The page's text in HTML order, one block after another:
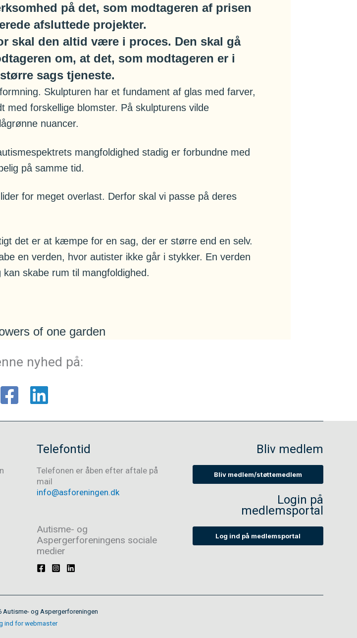
på det, som modtageren af prisen
afsluttede projekter.
skal den altid være i proces. Den skal gå
om, at det, som modtageren er i
sags tjeneste.
Skulpturen har et fundament af glas med farver,
med forskellige blomster. På skulpturens vilde
nuancer.
mangfoldighed stadig er forbundne med
på samme tid.
for meget overlast. Derfor skal vi passe på deres
det er at kæmpe for en sag, der er større end en selv.
en verden, hvor autister ikke går i stykker. En verden
skabe rum til mangfoldighed.
nyhed på:
Telefontid
Telefonen er åben efter aftale på
mail
info@asforeningen.dk
Autisme- og
Aspergerforeningens sociale
medier
Bliv medlem
Bliv medlem/støttemedlem
Login på
medlemsportal
Log ind på medlemsportal
Autisme- og Aspergerforeningen
ind for webmaster